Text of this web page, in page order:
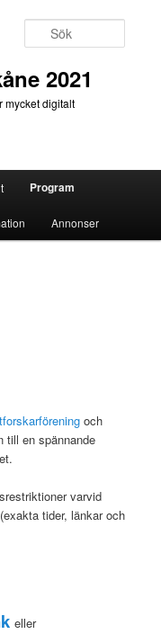
2021
mycket digitalt
Program
Annonser
och
till en spännande
varvid
tider, länkar och
eller